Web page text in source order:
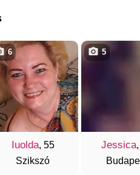
Iuolda, 55
Szikszó
6
Jessica
5